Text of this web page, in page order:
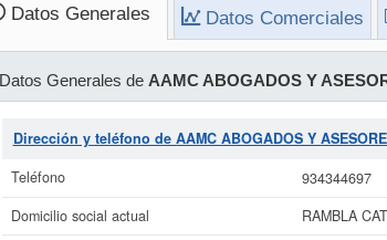
Datos Generales Datos Comerciales
Datos Generales de AAMC ABOGADOS Y
Dirección y teléfono de AAMC ABOGADOS Y
Teléfono
934344697
Domicilio social actual
RAMBLA